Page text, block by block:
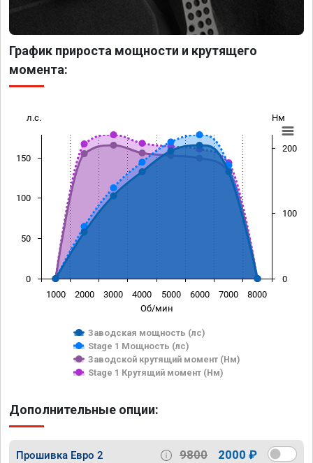
График прироста мощности и крутящего
момента:
Об/мин
л.с. Нм
Заводская мощность (лс)
Stage 1 Мощность (лс)
Заводской крутящий момент (Нм)
Stage 1 Крутящий момент (Нм)
1000 2000 3000 4000 5000 6000 7000 8000
0
50
100
150
0
100
200
Дополнительные опции:
Прошивка Евро 2 9800 2000 ₽